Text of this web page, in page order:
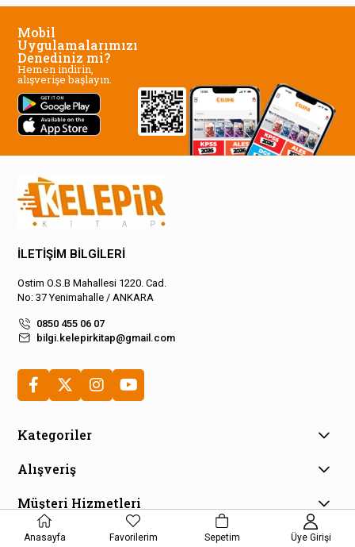
Mobil
Uygulamalarımızı
Denediniz mi?
Hemen indirin,
alışverişe başlayın.
İLETİŞİM BİLGİLERİ
Ostim O.S.B Mahallesi 1220. Cad.
No: 37 Yenimahalle / ANKARA
0850 455 06 07
bilgi.kelepirkitap@gmail.com
Kategoriler
Alışveriş
Müşteri Hizmetleri
E-Bülten Aboneliği
Anasayfa Favorilerim Sepetim Üye Girişi